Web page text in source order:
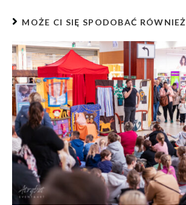
MOŻE CI SIĘ SPODOBAĆ RÓWNIEŻ